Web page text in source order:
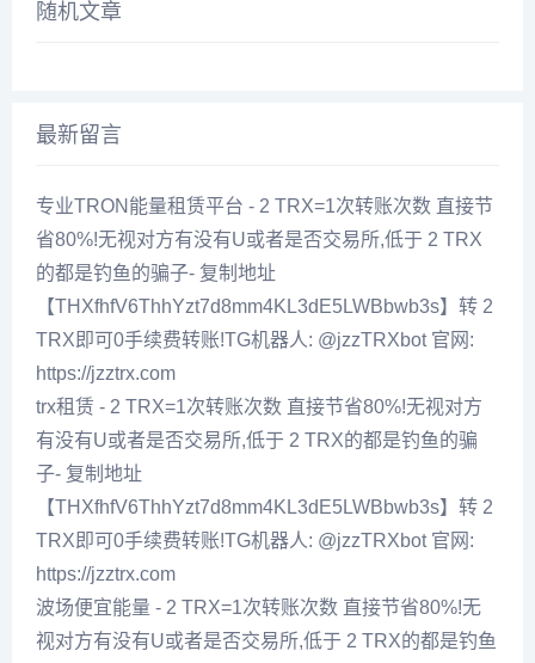
随机文章
最新留言
专业TRON能量租赁平台 - 2 TRX=1次转账次数 直接节
省80%!无视对方有没有U或者是否交易所,低于 2 TRX
的都是钓鱼的骗子- 复制地址
【THXfhfV6ThhYzt7d8mm4KL3dE5LWBbwb3s】转 2
TRX即可0手续费转账!TG机器人: @jzzTRXbot 官网:
https://jzztrx.com
trx租赁 - 2 TRX=1次转账次数 直接节省80%!无视对方
有没有U或者是否交易所,低于 2 TRX的都是钓鱼的骗
子- 复制地址
【THXfhfV6ThhYzt7d8mm4KL3dE5LWBbwb3s】转 2
TRX即可0手续费转账!TG机器人: @jzzTRXbot 官网:
https://jzztrx.com
波场便宜能量 - 2 TRX=1次转账次数 直接节省80%!无
视对方有没有U或者是否交易所,低于 2 TRX的都是钓鱼